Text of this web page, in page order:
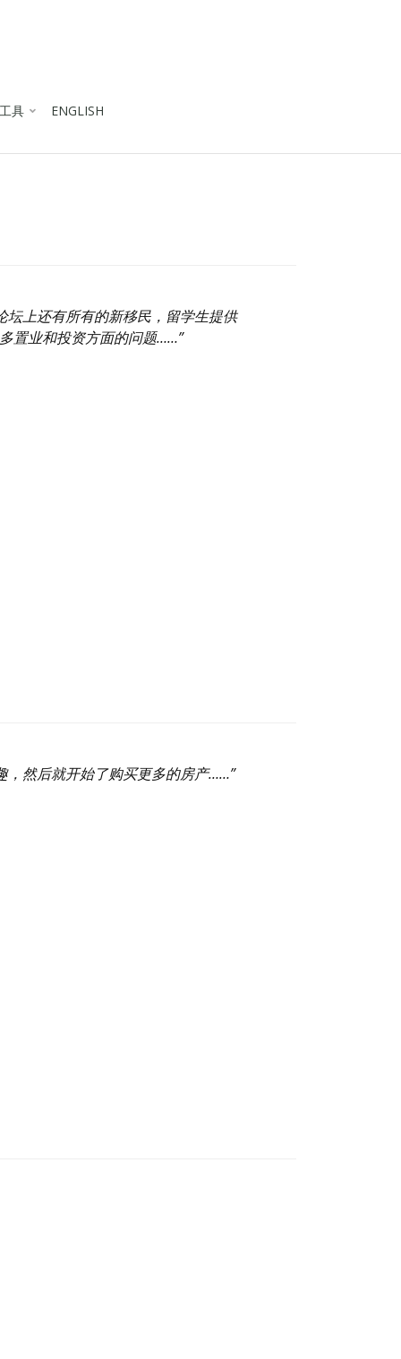
具 ENGLISH
坛上还有所有的新移民，留学生提供
置业和投资方面的问题……”
，然后就开始了购买更多的房产……”